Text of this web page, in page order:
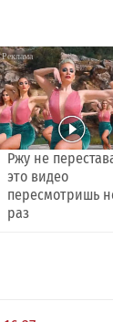
Ржу не
это видео
пересмотришь
раз